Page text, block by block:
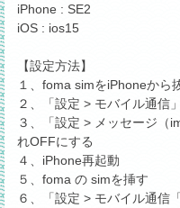
iPhone : SE2
iOS : ios15
【設定方法】
１、foma simをiPhoneから
２、「設定 > モバイル通信
３、「設定 > メッセージ（
れOFFにする
４、iPhone再起動
５、foma の simを挿す
６、「設定 > モバイル通信